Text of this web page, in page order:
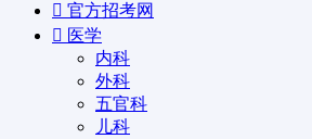
官方招考网
医学
内科
外科
五官科
儿科